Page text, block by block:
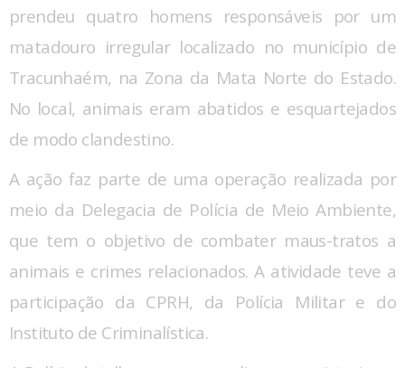
prendeu quatro homens responsáveis por um
matadouro irregular localizado no município de
Tracunhaém, na Zona da Mata Norte do Estado.
No local, animais eram abatidos e esquartejados
de modo clandestino.
A ação faz parte de uma operação realizada por
meio da Delegacia de Polícia de Meio Ambiente,
que tem o objetivo de combater maus-tratos a
animais e crimes relacionados. A atividade teve a
participação da CPRH, da Polícia Militar e do
Instituto de Criminalística.